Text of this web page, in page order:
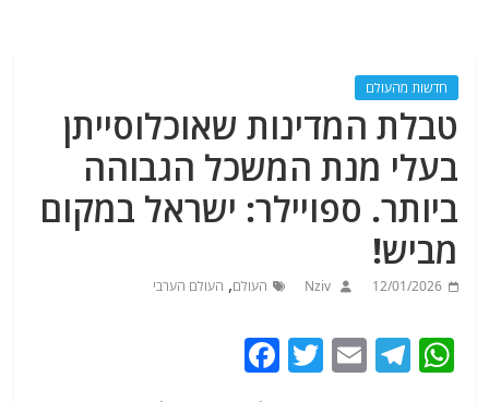
חדשות מהעולם
טבלת המדינות שאוכלוסייתן
בעלי מנת המשכל הגבוהה
ביותר. ספויילר: ישראל במקום
מביש!
12/01/2026
Nziv העולם, העולם הערבי
W
T
E
T
w